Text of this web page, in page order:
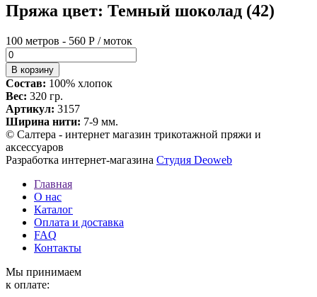
Пряжа цвет: Темный шоколад (42)
100 метров - 560 Р / моток
Состав: 100% хлопок
Вес: 320 гр.
Артикул: 3157
Ширина нити: 7-9 мм.
© Салтера - интернет магазин трикотажной пряжи и
аксессуаров
Разработка интернет-магазина Студия Deoweb
Главная
О нас
Каталог
Оплата и доставка
FAQ
Контакты
Мы принимаем
к оплате: